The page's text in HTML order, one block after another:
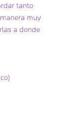
tanto
muy
a donde